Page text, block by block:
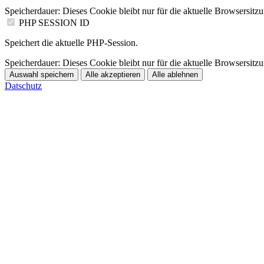
Speicherdauer: Dieses Cookie bleibt nur für die aktuelle
PHP SESSION ID
Speichert die aktuelle PHP-Session.
Speicherdauer: Dieses Cookie bleibt nur für die aktuelle
Auswahl speichern Alle akzeptieren Alle ablehnen
Datschutz